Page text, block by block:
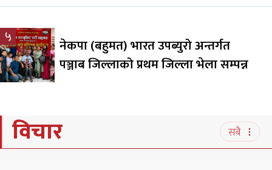
५
नेकपा (बहुमत) भारत उपब्युरो अन्तर्गत
पञ्जाब जिल्लाको प्रथम जिल्ला भेला सम्पन्न
विचार सबै